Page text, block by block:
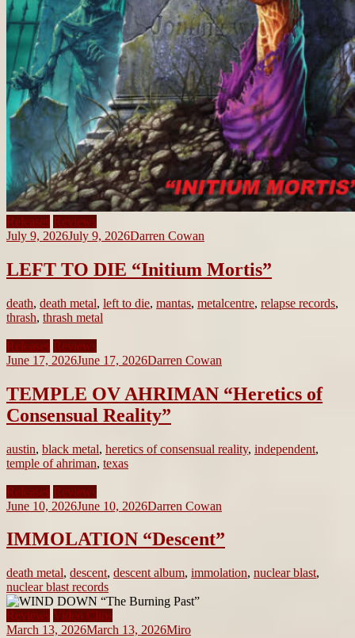
Releases Reviews
July 9, 2026July 9, 2026Darren Cowan
LEFT TO DIE “Initium Mortis”
death, death metal, left to die, mantas, metalcentre, relapse records,
thrash, thrash metal
Releases Reviews
June 17, 2026June 17, 2026Darren Cowan
TEMPLE OV AHRIMAN “Heretics of
Consensual Reality”
austin, black metal, heretics of consensual reality, independent,
temple of ahriman, texas
Releases Reviews
June 10, 2026June 10, 2026Darren Cowan
IMMOLATION “Descent”
death metal, descent, descent album, immolation, nuclear blast,
nuclear blast records
Reviews Video Clips
March 13, 2026March 13, 2026Miro